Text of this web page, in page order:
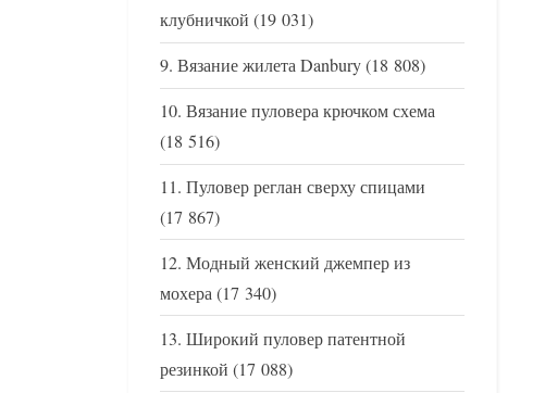
клубничкой (19 031)
Вязание жилета Danbury(18 808)
Вязание пуловера крючком схема
(18 516)
Пуловер реглан сверху спицами
(17 867)
Модный женский джемпер из
мохера(17 340)
Широкий пуловер патентной
резинкой (17 088)